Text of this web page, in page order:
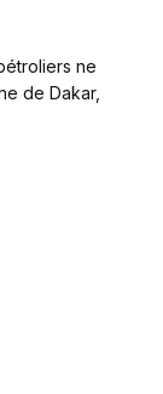
ne
de Dakar,